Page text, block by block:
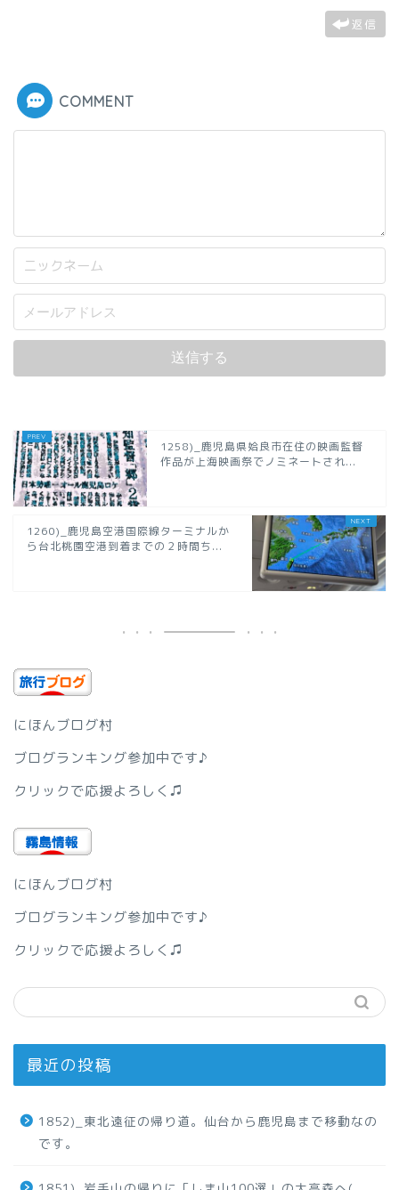
返信
COMMENT
1258)_鹿児島県姶良市在住の映画監督
作品が上海映画祭でノミネートされ...
1260)_鹿児島空港国際線ターミナルか
ら台北桃園空港到着までの２時間ち...
にほんブログ村
ブログランキング参加中です♪
クリックで応援よろしく♫
にほんブログ村
ブログランキング参加中です♪
クリックで応援よろしく♫
最近の投稿
1852)_東北遠征の帰り道。仙台から鹿児島まで移動なの
です。